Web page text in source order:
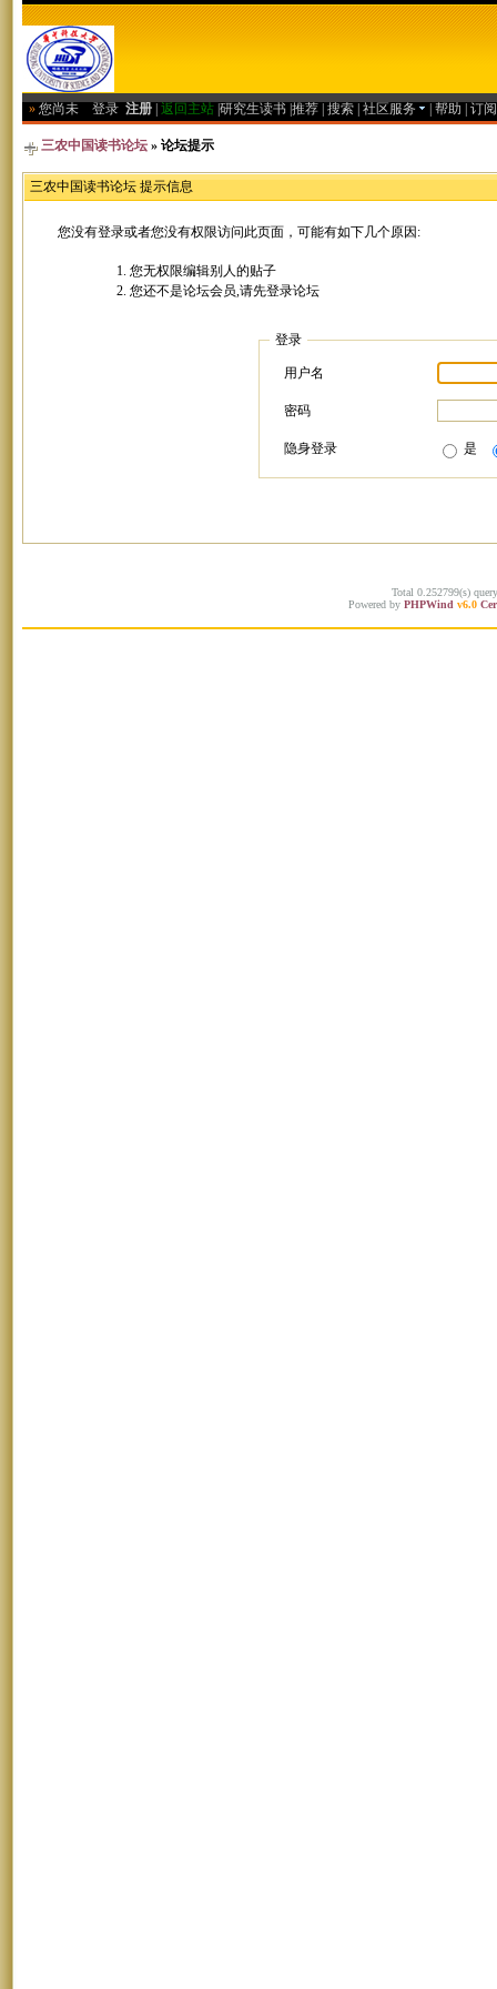
» 您尚未 登录 注册 返回主站 研究生读书 推荐 搜索 社区服务 帮助 订
三农中国读书论坛 » 论坛提示
三农中国读书论坛 提示信息
您没有登录或者您没有权限访问此页面，可能有如下几个原因:
您无权限编辑别人的贴子
您还不是论坛会员,请先登录论坛
登录
用户名
密码
隐身登录 是
Total 0.252799(s)
Powered by PHPWind v6.0